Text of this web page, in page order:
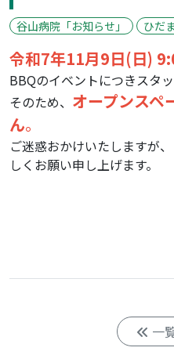
谷山病院「お知らせ」 ひだ
令和7年11月9日(日)
BBQのイベントにつきスタッ
そのため、 オープンスペ
ん。
ご迷惑おかけいたしますが
しくお願い申し上げます。
一